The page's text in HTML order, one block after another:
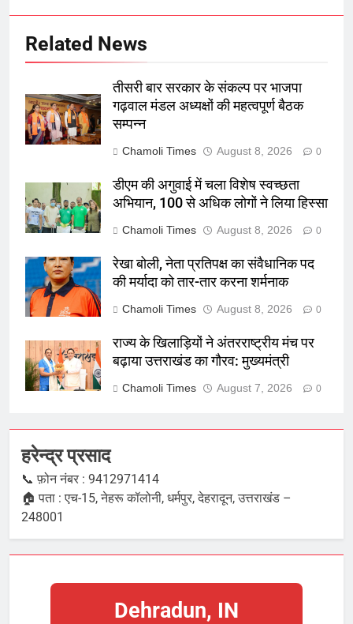
Related News
तीसरी बार सरकार के संकल्प पर भाजपा
गढ़वाल मंडल अध्यक्षों की महत्वपूर्ण बैठक
सम्पन्न
Chamoli Times August 8, 2026 0
डीएम की अगुवाई में चला विशेष स्वच्छता
अभियान, 100 से अधिक लोगों ने लिया हिस्सा
Chamoli Times August 8, 2026 0
रेखा बोली, नेता प्रतिपक्ष का संवैधानिक पद
की मर्यादा को तार-तार करना शर्मनाक
Chamoli Times August 8, 2026 0
राज्य के खिलाड़ियों ने अंतरराष्ट्रीय मंच पर
बढ़ाया उत्तराखंड का गौरव: मुख्यमंत्री
Chamoli Times August 7, 2026 0
हरेन्द्र प्रसाद
📞 फ़ोन नंबर : 9412971414
🏠 पता : एच-15, नेहरू कॉलोनी, धर्मपुर, देहरादून, उत्तराखंड –
248001
Dehradun, IN